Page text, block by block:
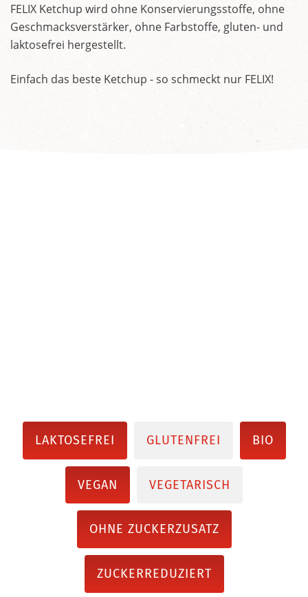
FELIX Ketchup wird ohne Konservierungsstoffe, ohne
Geschmacksverstärker, ohne Farbstoffe, gluten- und
laktosefrei hergestellt.
Einfach das beste Ketchup - so schmeckt nur FELIX!
LAKTOSEFREI GLUTENFREI BIO
VEGAN VEGETARISCH
OHNE ZUCKERZUSATZ
ZUCKERREDUZIERT